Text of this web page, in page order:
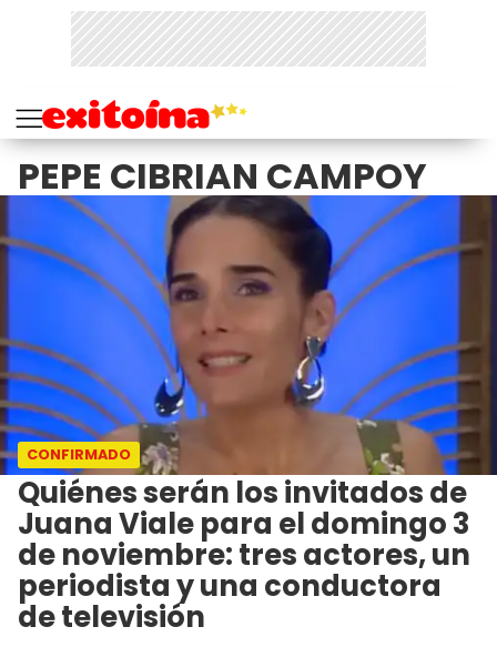
PEPE CIBRIAN CAMPOY
CONFIRMADO
Quiénes serán los invitados de
Juana Viale para el domingo 3
de noviembre: tres actores, un
periodista y una conductora
de televisión